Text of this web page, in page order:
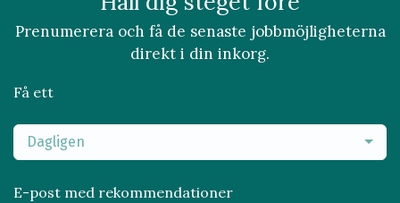
Prenumerera och få de senaste jobbmöjligheterna
direkt i din inkorg.
Få ett
Dagligen
E-post med rekommendationer